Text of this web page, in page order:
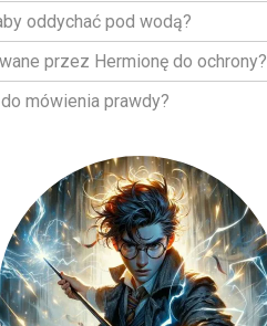
oddychać pod wodą?
przez Hermionę do ochrony?
mówienia prawdy?